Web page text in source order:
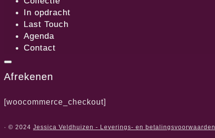
In opdracht
Last Touch
Agenda
Contact
Afrekenen
[woocommerce_checkout]
· © 2024 Jessica Veldhuizen - Leverings- en betalingsvoorwaarden